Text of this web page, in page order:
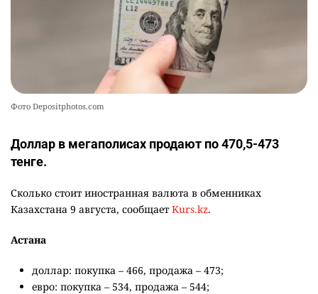
Фото Depositphotos.com
Доллар в мегаполисах продают по 470,5-473
тенге.
Сколько стоит иностранная валюта в обменниках
Казахстана 9 августа, сообщает Kurs.kz.
Астана
доллар: покупка – 466, продажа – 473;
евро: покупка – 534, продажа – 544;